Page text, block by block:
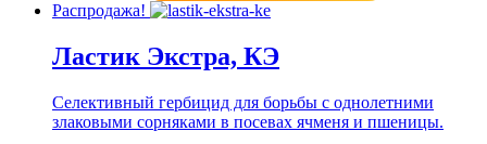
Распродажа!
Ластик Экстра, КЭ
Селективный гербицид для борьбы с однолетними
злаковыми сорняками в посевах ячменя и пшеницы.